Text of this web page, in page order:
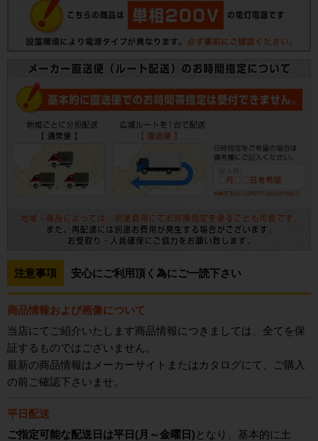
注意事項 安心にご利用頂く為にご一読下さい
商品情報および画像について
当店にてご紹介いたします商品情報につきましては、全てを保
証するものではございません。
最新の商品情報はメーカーサイトまたはカタログにて、ご購入
の前ご確認下さいませ。
平日配送
ご指定可能な配送日は平日(月～金曜日) となり、基本的に土